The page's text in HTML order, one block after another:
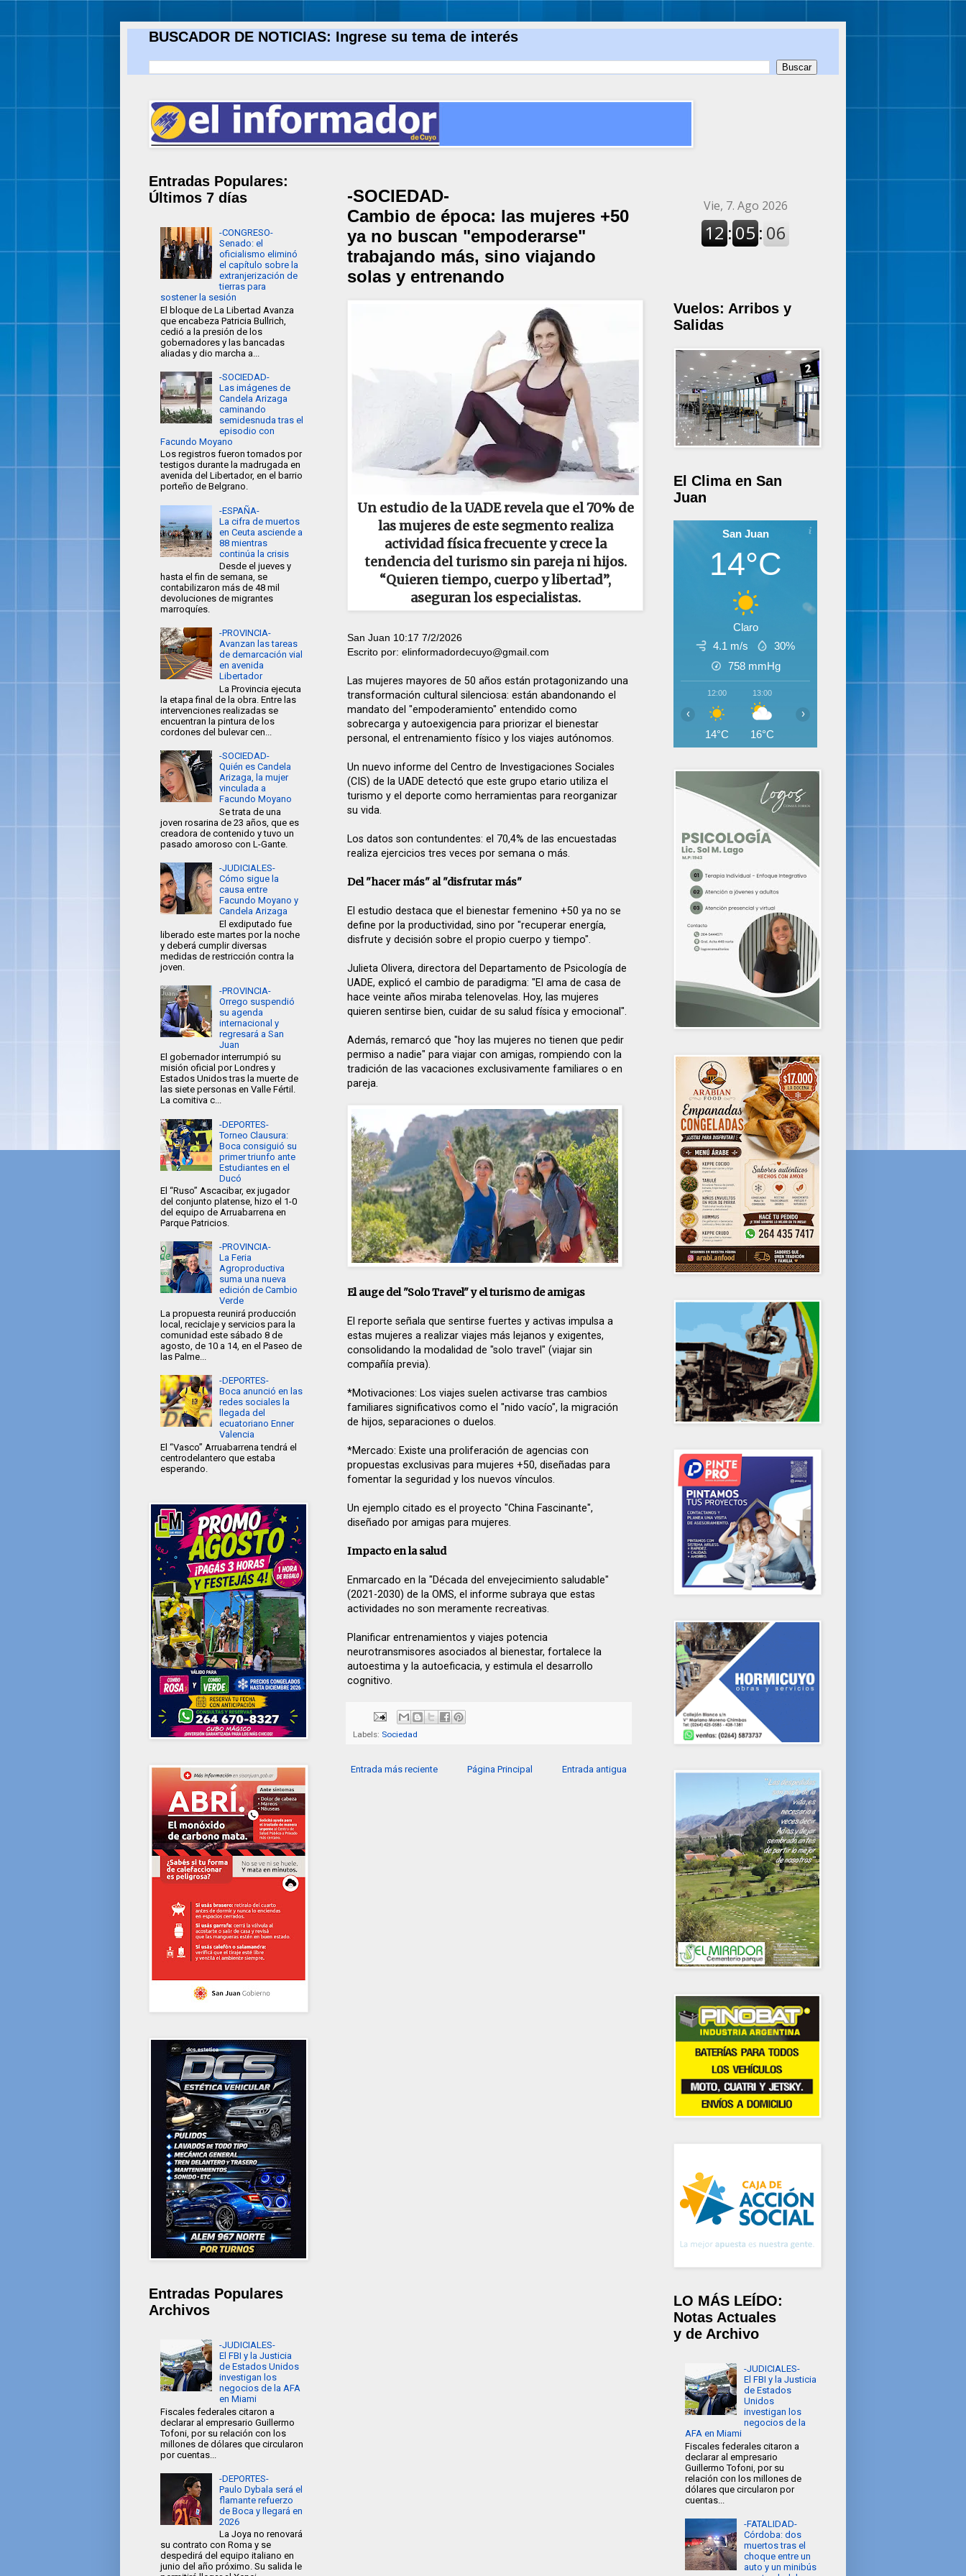
BUSCADOR DE NOTICIAS: Ingrese su tema de interés
-SOCIEDAD-
Cambio de época: las mujeres +50
ya no buscan "empoderarse"
trabajando más, sino viajando
solas y entrenando
Un estudio de la UADE revela que el 70% de
las mujeres de este segmento realiza
actividad física frecuente y crece la
tendencia del turismo sin pareja ni hijos.
“Quieren tiempo, cuerpo y libertad”,
aseguran los especialistas.
San Juan 10:17 7/2/2026
Escrito por: elinformadordecuyo@gmail.com
Las mujeres mayores de 50 años están protagonizando una
transformación cultural silenciosa: están abandonando el
mandato del "empoderamiento" entendido como
sobrecarga y autoexigencia para priorizar el bienestar
personal, el entrenamiento físico y los viajes autónomos.
Un nuevo informe del Centro de Investigaciones Sociales
(CIS) de la UADE detectó que este grupo etario utiliza el
turismo y el deporte como herramientas para reorganizar
su vida.
Los datos son contundentes: el 70,4% de las encuestadas
realiza ejercicios tres veces por semana o más.
Del "hacer más" al "disfrutar más"
El estudio destaca que el bienestar femenino +50 ya no se
define por la productividad, sino por "recuperar energía,
disfrute y decisión sobre el propio cuerpo y tiempo".
Julieta Olivera, directora del Departamento de Psicología de
UADE, explicó el cambio de paradigma: "El ama de casa de
hace veinte años miraba telenovelas. Hoy, las mujeres
quieren sentirse bien, cuidar de su salud física y emocional".
Además, remarcó que "hoy las mujeres no tienen que pedir
permiso a nadie" para viajar con amigas, rompiendo con la
tradición de las vacaciones exclusivamente familiares o en
pareja.
El auge del "Solo Travel" y el turismo de amigas
El reporte señala que sentirse fuertes y activas impulsa a
estas mujeres a realizar viajes más lejanos y exigentes,
consolidando la modalidad de "solo travel" (viajar sin
compañía previa).
*Motivaciones: Los viajes suelen activarse tras cambios
familiares significativos como el "nido vacío", la migración
de hijos, separaciones o duelos.
*Mercado: Existe una proliferación de agencias con
propuestas exclusivas para mujeres +50, diseñadas para
fomentar la seguridad y los nuevos vínculos.
Un ejemplo citado es el proyecto "China Fascinante",
diseñado por amigas para mujeres.
Impacto en la salud
Enmarcado en la "Década del envejecimiento saludable"
(2021-2030) de la OMS, el informe subraya que estas
actividades no son meramente recreativas.
Planificar entrenamientos y viajes potencia
neurotransmisores asociados al bienestar, fortalece la
autoestima y la autoeficacia, y estimula el desarrollo
cognitivo.
Labels: Sociedad
Entrada más reciente Entrada antigua
Página Principal
Entradas Populares:
Últimos 7 días
-CONGRESO-
Senado: el
oficialismo eliminó
el capítulo sobre la
extranjerización de
tierras para
sostener la sesión
El bloque de La Libertad Avanza
que encabeza Patricia Bullrich,
cedió a la presión de los
gobernadores y las bancadas
aliadas y dio marcha a...
-SOCIEDAD-
Las imágenes de
Candela Arizaga
caminando
semidesnuda tras el
episodio con
Facundo Moyano
Los registros fueron tomados por
testigos durante la madrugada en
avenida del Libertador, en el barrio
porteño de Belgrano.
-ESPAÑA-
La cifra de muertos
en Ceuta asciende a
88 mientras
continúa la crisis
Desde el jueves y
hasta el fin de semana, se
contabilizaron más de 48 mil
devoluciones de migrantes
marroquíes.
-PROVINCIA-
Avanzan las tareas
de demarcación vial
en avenida
Libertador
La Provincia ejecuta
la etapa final de la obra. Entre las
intervenciones realizadas se
encuentran la pintura de los
cordones del bulevar cen...
-SOCIEDAD-
Quién es Candela
Arizaga, la mujer
vinculada a
Facundo Moyano
Se trata de una
joven rosarina de 23 años, que es
creadora de contenido y tuvo un
pasado amoroso con L-Gante.
-JUDICIALES-
Cómo sigue la
causa entre
Facundo Moyano y
Candela Arizaga
El exdiputado fue
liberado este martes por la noche
y deberá cumplir diversas
medidas de restricción contra la
joven.
-PROVINCIA-
Orrego suspendió
su agenda
internacional y
regresará a San
Juan
El gobernador interrumpió su
misión oficial por Londres y
Estados Unidos tras la muerte de
las siete personas en Valle Fértil.
La comitiva c...
-DEPORTES-
Torneo Clausura:
Boca consiguió su
primer triunfo ante
Estudiantes en el
Ducó
El “Ruso” Ascacibar, ex jugador
del conjunto platense, hizo el 1-0
del equipo de Arruabarrena en
Parque Patricios.
-PROVINCIA-
La Feria
Agroproductiva
suma una nueva
edición de Cambio
Verde
La propuesta reunirá producción
local, reciclaje y servicios para la
comunidad este sábado 8 de
agosto, de 10 a 14, en el Paseo de
las Palme...
-DEPORTES-
Boca anunció en las
redes sociales la
llegada del
ecuatoriano Enner
Valencia
El “Vasco” Arruabarrena tendrá el
centrodelantero que estaba
esperando.
Entradas Populares
Archivos
-JUDICIALES-
El FBI y la Justicia
de Estados Unidos
investigan los
negocios de la AFA
en Miami
Fiscales federales citaron a
declarar al empresario Guillermo
Tofoni, por su relación con los
millones de dólares que circularon
por cuentas...
-DEPORTES-
Paulo Dybala será el
flamante refuerzo
de Boca y llegará en
2026
La Joya no renovará
su contrato con Roma y se
despedirá del equipo italiano en
junio del año próximo. Su salida le
Vuelos: Arribos y
Salidas
El Clima en San
Juan
San Juan
14°C
Claro
4.1 m/s
30%
758 mmHg
12:00
14°C
13:00
16°C
‹ ›
LO MÁS LEÍDO:
Notas Actuales
y de Archivo
-JUDICIALES-
El FBI y la Justicia
de Estados
Unidos
investigan los
negocios de la
AFA en Miami
Fiscales federales citaron a
declarar al empresario
Guillermo Tofoni, por su
relación con los millones de
dólares que circularon por
cuentas...
-FATALIDAD-
Córdoba: dos
muertos tras el
choque entre un
auto y un minibús